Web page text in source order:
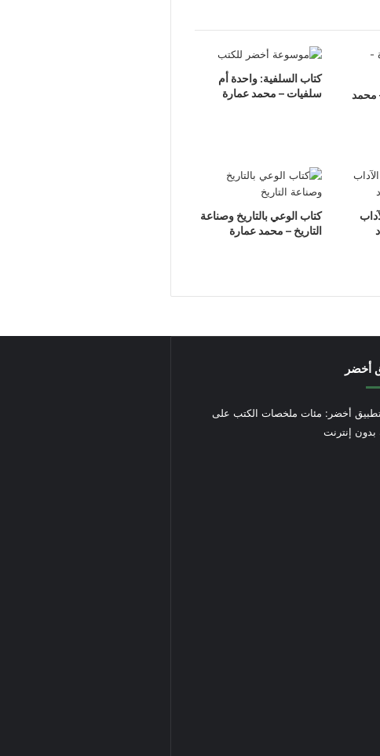
محمد
كتاب السلفية: واحدة أم
سلفيات – محمد عمارة
كتاب الوعي بالتاريخ وصناعة
التاريخ – محمد عمارة
أخضر
أخضر: مئات ملخصات الكتب على
بدون إنترنت